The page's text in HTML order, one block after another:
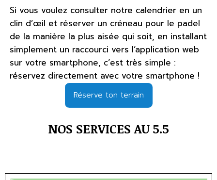
Si vous voulez consulter notre calendrier en un
clin d’œil et réserver un créneau pour le padel
de la manière la plus aisée qui soit, en installant
simplement un raccourci vers l’application web
sur votre smartphone, c’est très simple :
réservez directement avec votre smartphone !
Réserve ton terrain
NOS SERVICES AU 5.5